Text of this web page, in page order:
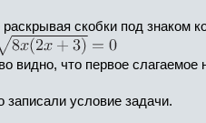
скобки под знаком
видно, что первое
записали условие задачи.